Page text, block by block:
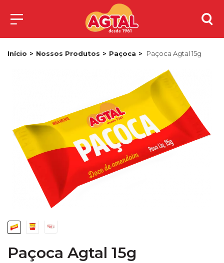
Início Nossos Produtos Paçoca Paçoca Agtal 15g
Paçoca Agtal 15g